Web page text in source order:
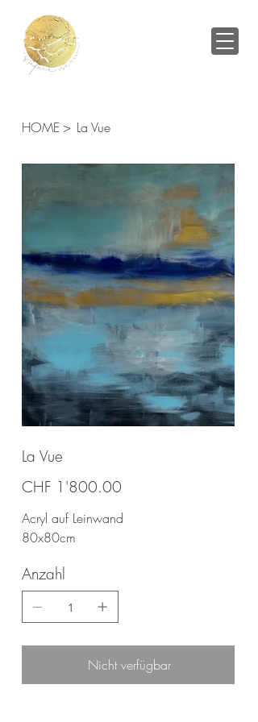
HOME > La Vue
La Vue
Preis
CHF 1'800.00
Acryl auf Leinwand
80x80cm
Anzahl
Nicht verfügbar